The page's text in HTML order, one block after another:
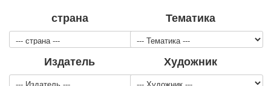
Джокеры
Транспорт
Охота и рыбалка
Комбинат Цветной Печати
страна Тематика
Издатель Художник